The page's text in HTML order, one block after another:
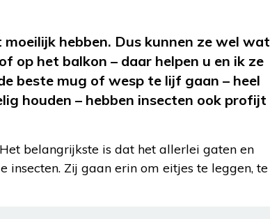
hebben. Dus kunnen ze wel wat
op het balkon – daar helpen u en ik ze
beste mug of wesp te lijf gaan – heel
houden – hebben insecten ook profijt
belangrijkste is dat het allerlei gaten en
insecten. Zij gaan erin om eitjes te leggen, te